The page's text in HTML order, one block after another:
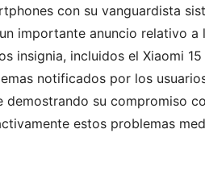
con su vanguardista
importante anuncio relativo a
insignia, incluidos el Xiaomi 15
notificados por los
demostrando su compromiso
estos problemas